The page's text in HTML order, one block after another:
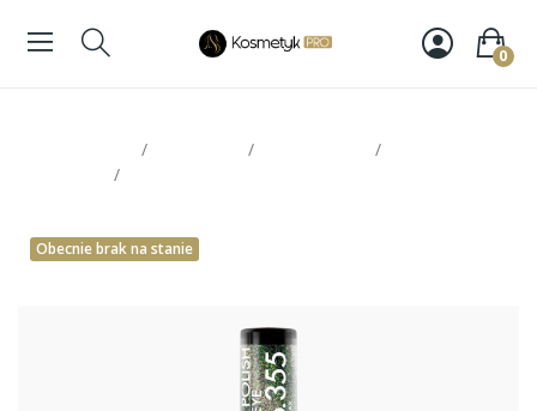
0
Obecnie brak na stanie